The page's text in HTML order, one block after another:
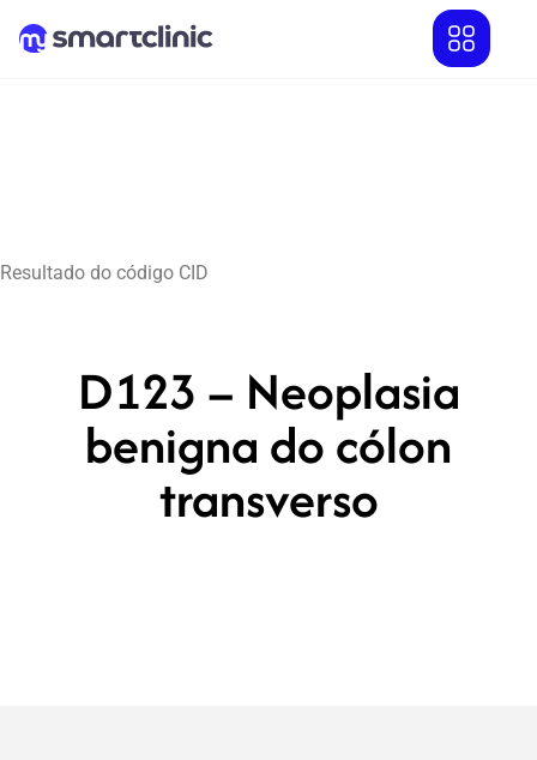
Resultado do código CID
D123 – Neoplasia
benigna do cólon
transverso